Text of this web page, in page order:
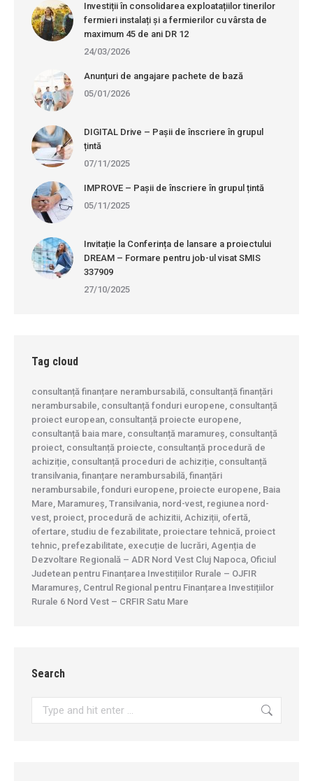
Investiții în consolidarea exploatațiilor tinerilor
fermieri instalați și a fermierilor cu vârsta de
maximum 45 de ani DR 12
24/03/2026
Anunțuri de angajare pachete de bază
05/01/2026
DIGITAL Drive – Pașii de înscriere în grupul
țintă
07/11/2025
IMPROVE – Pașii de înscriere în grupul țintă
05/11/2025
Invitație la Conferința de lansare a proiectului
DREAM – Formare pentru job-ul visat SMIS
337909
27/10/2025
Tag cloud
consultanță finanțare nerambursabilă, consultanță finanțări
nerambursabile, consultanță fonduri europene, consultanță
proiect european, consultanță proiecte europene,
consultanță baia mare, consultanță maramureș, consultanță
proiect, consultanță proiecte, consultanță procedură de
achiziție, consultanță proceduri de achiziție, consultanță
transilvania, finanțare nerambursabilă, finanțări
nerambursabile, fonduri europene, proiecte europene, Baia
Mare, Maramureș, Transilvania, nord-vest, regiunea nord-
vest, proiect, procedură de achizitii, Achiziții, ofertă,
ofertare, studiu de fezabilitate, proiectare tehnică, proiect
tehnic, prefezabilitate, execuție de lucrări, Agenția de
Dezvoltare Regională – ADR Nord Vest Cluj Napoca, Oficiul
Judetean pentru Finanțarea Investițiilor Rurale – OJFIR
Maramureș, Centrul Regional pentru Finanțarea Investițiilor
Rurale 6 Nord Vest – CRFIR Satu Mare
Search